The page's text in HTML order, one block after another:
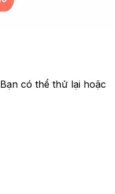
có thể thử lại hoặc